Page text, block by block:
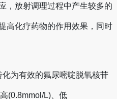
，放射调理过程中产生较多的
高化疗药物的作用效果，同时
为有效的氟尿嘧啶脱氧核苷
(0.8mmol/L)、低